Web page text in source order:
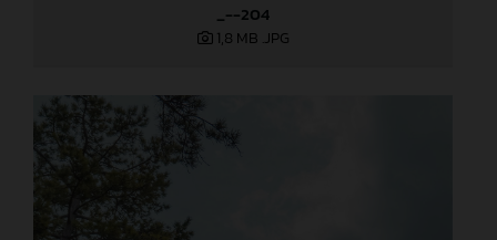
_--204
1,8 MB .JPG